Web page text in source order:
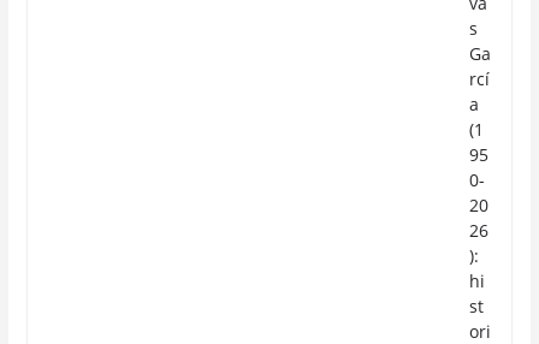
s
Ga
rcí
a
(1
95
0-
20
26
):
hi
st
ori